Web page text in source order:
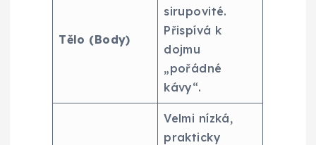
Tělo (Body)
sirupovité.
Přispívá k
dojmu
„pořádné
kávy“.
Velmi nízká,
prakticky